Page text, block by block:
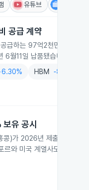
유튜브
공급 계약
급하는 97억2천만원 규
월11일 납품됐습니다.
HBM -8.33%
유 공시
콩)가 2026년 제출한 대량
르와 미국 계열사도 일부 주